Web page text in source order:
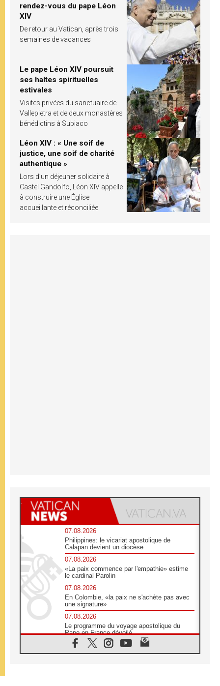
rendez-vous du pape Léon
XIV
De retour au Vatican, après trois
semaines de vacances
Le pape Léon XIV poursuit
ses haltes spirituelles
estivales
Visites privées du sanctuaire de
Vallepietra et de deux monastères
bénédictins à Subiaco
Léon XIV : « Une soif de
justice, une soif de charité
authentique »
Lors d’un déjeuner solidaire à
Castel Gandolfo, Léon XIV appelle
à construire une Église
accueillante et réconciliée
07.08.2026
Philippines: le vicariat apostolique de
Calapan devient un diocèse
07.08.2026
«La paix commence par l'empathie» estime
le cardinal Parolin
07.08.2026
En Colombie, «la paix ne s'achète pas avec
une signature»
07.08.2026
Le programme du voyage apostolique du
Pape en France dévoilé
07.08.2026
1ère Conférence continentale sur l'éducation